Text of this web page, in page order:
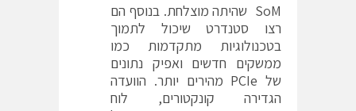
SoM שהיתה מוצלחת. בנוסף הם
רצו סטנדרט שיכול לתמוך
בטכנולוגיות מתקדמות כמו
ממשקים חדשים ואפיק נתונים
של PCIe מהירים יותר. הוועדה
הגדירה קונקטורים, לוח